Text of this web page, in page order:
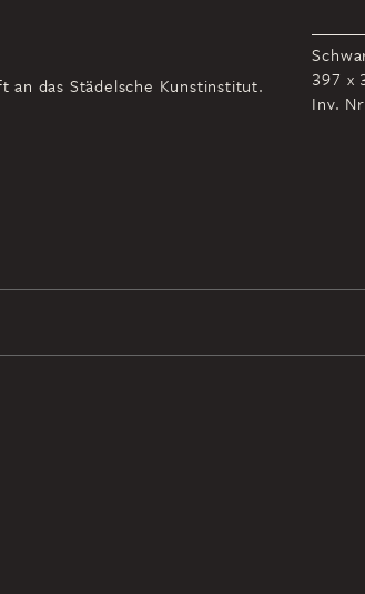
an das Städelsche Kunstinstitut.
397 x
Inv.